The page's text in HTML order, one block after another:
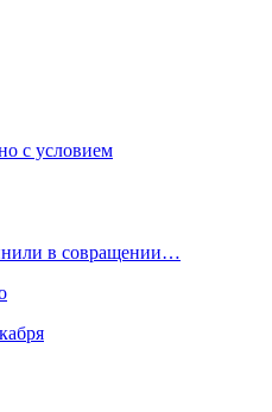
с условием
в совращении…